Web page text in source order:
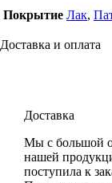
Покрытие Лак,
Доставка и оплата
Доставка
Мы с большой
нашей
поступила к